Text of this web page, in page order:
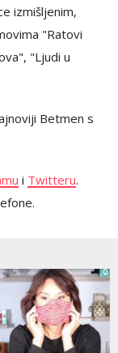
izmišljenim,
"Ratovi
"Ljudi u
Betmen s
i Twitteru.
0